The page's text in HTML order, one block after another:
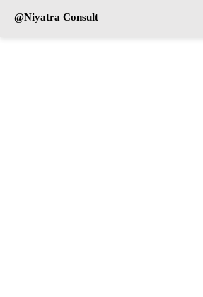
@Niyatra Consult